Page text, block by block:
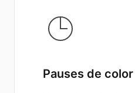
Pauses de